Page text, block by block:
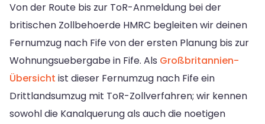
Von der Route bis zur ToR-Anmeldung bei der
britischen Zollbehoerde HMRC begleiten wir deinen
Fernumzug nach Fife von der ersten Planung bis zur
Wohnungsuebergabe in Fife. Als Großbritannien-
Übersicht ist dieser Fernumzug nach Fife ein
Drittlandsumzug mit ToR-Zollverfahren; wir kennen
sowohl die Kanalquerung als auch die noetigen